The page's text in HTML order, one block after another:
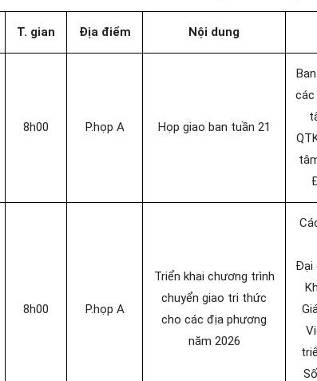
T. gian Địa điểm Nội dung
8h00 P.họp A Họp giao ban tuần 21
các
8h00 P.họp A
Triển khai chương trình
chuyển giao tri thức
cho các địa phương
năm 2026
Đại